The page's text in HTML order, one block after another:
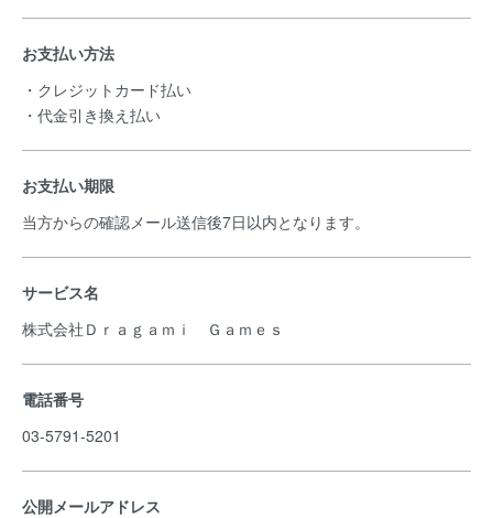
お支払い方法
・クレジットカード払い
・代金引き換え払い
お支払い期限
当方からの確認メール送信後7日以内となります。
サービス名
株式会社Ｄｒａｇａｍｉ Ｇａｍｅｓ
電話番号
03-5791-5201
公開メールアドレス